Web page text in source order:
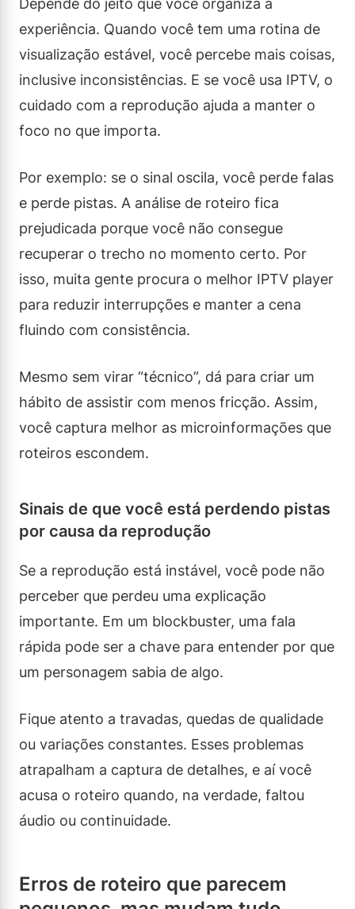
Depende do jeito que você organiza a
experiência. Quando você tem uma rotina de
visualização estável, você percebe mais coisas,
inclusive inconsistências. E se você usa IPTV, o
cuidado com a reprodução ajuda a manter o
foco no que importa.
Por exemplo: se o sinal oscila, você perde falas
e perde pistas. A análise de roteiro fica
prejudicada porque você não consegue
recuperar o trecho no momento certo. Por
isso, muita gente procura o melhor IPTV player
para reduzir interrupções e manter a cena
fluindo com consistência.
Mesmo sem virar “técnico”, dá para criar um
hábito de assistir com menos fricção. Assim,
você captura melhor as microinformações que
roteiros escondem.
Sinais de que você está perdendo pistas
por causa da reprodução
Se a reprodução está instável, você pode não
perceber que perdeu uma explicação
importante. Em um blockbuster, uma fala
rápida pode ser a chave para entender por que
um personagem sabia de algo.
Fique atento a travadas, quedas de qualidade
ou variações constantes. Esses problemas
atrapalham a captura de detalhes, e aí você
acusa o roteiro quando, na verdade, faltou
áudio ou continuidade.
Erros de roteiro que parecem